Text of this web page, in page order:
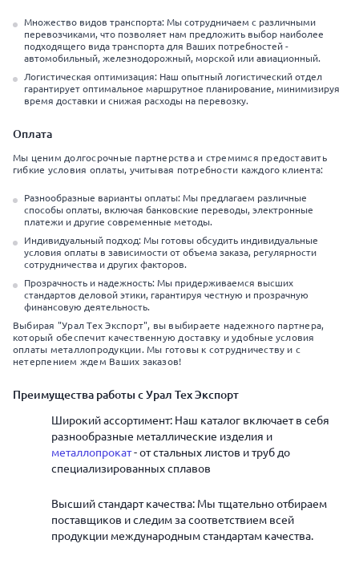
Множество видов транспорта: Мы сотрудничаем с различными
перевозчиками, что позволяет нам предложить выбор наиболее
подходящего вида транспорта для Ваших потребностей -
автомобильный, железнодорожный, морской или авиационный.
Логистическая оптимизация: Наш опытный логистический отдел
гарантирует оптимальное маршрутное планирование, минимизируя
время доставки и снижая расходы на перевозку.
Оплата
Мы ценим долгосрочные партнерства и стремимся предоставить
гибкие условия оплаты, учитывая потребности каждого клиента:
Разнообразные варианты оплаты: Мы предлагаем различные
способы оплаты, включая банковские переводы, электронные
платежи и другие современные методы.
Индивидуальный подход: Мы готовы обсудить индивидуальные
условия оплаты в зависимости от объема заказа, регулярности
сотрудничества и других факторов.
Прозрачность и надежность: Мы придерживаемся высших
стандартов деловой этики, гарантируя честную и прозрачную
финансовую деятельность.
Выбирая "Урал Тех Экспорт", вы выбираете надежного партнера,
который обеспечит качественную доставку и удобные условия
оплаты металлопродукции. Мы готовы к сотрудничеству и с
нетерпением ждем Ваших заказов!
Преимущества работы с Урал Тех Экспорт
Широкий ассортимент: Наш каталог включает в себя
разнообразные металлические изделия и
металлопрокат- от стальных листов и труб до
специализированных сплавов
Высший стандарт качества: Мы тщательно отбираем
поставщиков и следим за соответствием всей
продукции международным стандартам качества.